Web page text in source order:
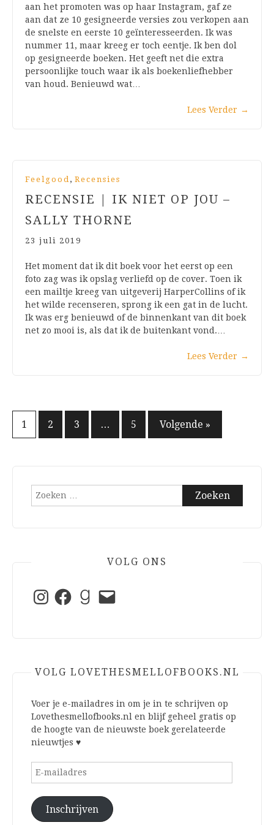
aan het promoten was op haar Instagram, gaf ze
aan dat ze 10 gesigneerde versies zou verkopen aan
de snelste en eerste 10 geïnteresseerden. Ik was
nummer 11, maar kreeg er toch eentje. Ik ben dol
op gesigneerde boeken. Het geeft net die extra
persoonlijke touch waar ik als boekenliefhebber
van houd. Benieuwd wat…
Lees Verder →
Feelgood, Recensies
RECENSIE | IK NIET OP JOU –
SALLY THORNE
23 juli 2019
Het moment dat ik dit boek voor het eerst op een
foto zag was ik opslag verliefd op de cover. Toen ik
een mailtje kreeg van uitgeverij HarperCollins of ik
het wilde recenseren, sprong ik een gat in de lucht.
Ik was erg benieuwd of de binnenkant van dit boek
net zo mooi is, als dat ik de buitenkant vond.…
Lees Verder →
Berichten
1 2 3 … 5 Volgende »
Zoeken
VOLG ONS
InstagramFacebookGoodreads
E-
mail
VOLG LOVETHESMELLOFBOOKS.NL
Voer je e-mailadres in om je in te schrijven op
Lovethesmellofbooks.nl en blijf geheel gratis op
de hoogte van de nieuwste boek gerelateerde
nieuwtjes ♥
E-
Inschrijven